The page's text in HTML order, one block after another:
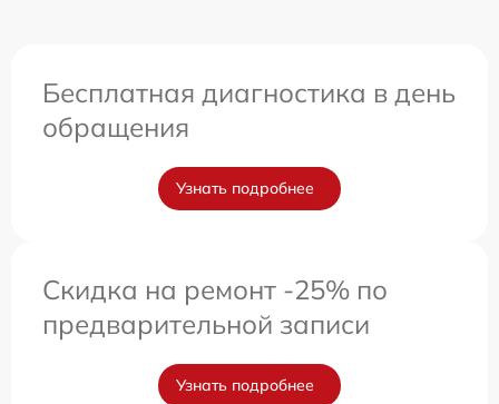
Бесплатная диагностика в день
обращения
Узнать подробнее
Скидка на ремонт -25% по
предварительной записи
Узнать подробнее